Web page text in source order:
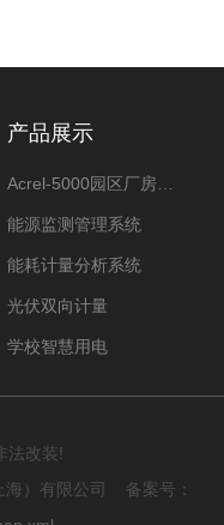
产品展示
能源监测管理系统
能耗计量分析系统
光伏双向计量
学校智慧用电
法改装!
海）有限公司 备案号：